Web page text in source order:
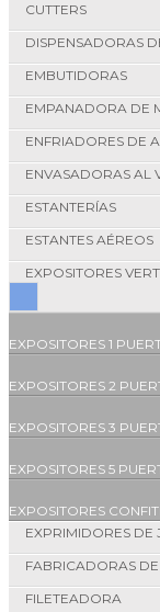
CUTTERS
DISPENSADORAS
EMBUTIDORAS
EMPANADORA DE
ENFRIADORES DE
ENVASADORAS AL
ESTANTERÍAS
ESTANTES AÉREOS
EXPOSITORES
EXPOSITORES 1
EXPOSITORES 2
EXPOSITORES 3
EXPOSITORES 5
EXPOSITORES
EXPRIMIDORES DE
FABRICADORAS
FILETEADORA